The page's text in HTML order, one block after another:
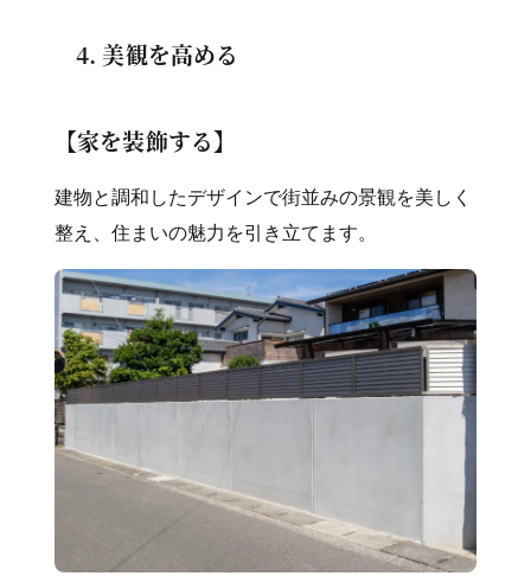
4. 美観を高める
【家を装飾する】
建物と調和したデザインで街並みの景観を美しく
整え、住まいの魅力を引き立てます。